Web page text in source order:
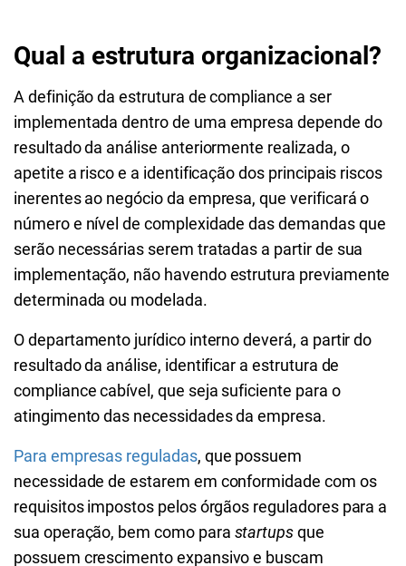
Qual a estrutura organizacional?
A definição da estrutura de compliance a ser
implementada dentro de uma empresa depende do
resultado da análise anteriormente realizada, o
apetite a risco e a identificação dos principais riscos
inerentes ao negócio da empresa, que verificará o
número e nível de complexidade das demandas que
serão necessárias serem tratadas a partir de sua
implementação, não havendo estrutura previamente
determinada ou modelada.
O departamento jurídico interno deverá, a partir do
resultado da análise, identificar a estrutura de
compliance cabível, que seja suficiente para o
atingimento das necessidades da empresa.
Para empresas reguladas, que possuem
necessidade de estarem em conformidade com os
requisitos impostos pelos órgãos reguladores para a
sua operação, bem como para startupsque
possuem crescimento expansivo e buscam